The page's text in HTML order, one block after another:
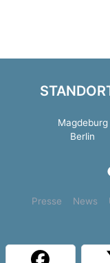
Magdeburg
Berlin
Presse News
Copyright © 2000 - 2026